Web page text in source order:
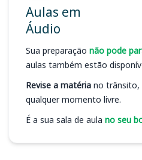
Aulas em
Áudio
Sua preparação não pode
aulas também estão
Revise a matéria no trânsito,
qualquer momento livre.
É a sua sala de aula no seu